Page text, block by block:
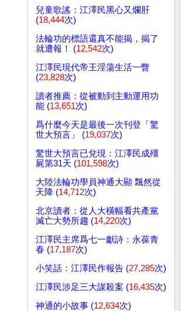
兒童歌謠：江澤民黑心又爛肝
(18,444次)
法輪功的標語還真不能揭，揭了
就遭報！ (12,542次)
江澤民現代帝王淫蕩生活一瞥
(23,828次)
讀者推薦：從被動到主動運用功
能 (13,651次)
爲什麼今天是最後一次刊登「驚
世大預言」 (19,037次)
驚世大預言已兌現：江澤民成殭
屍第31天 (101,598次)
大陸法輪功學員神通大顯 飄然從
天降 (14,712次)
北京讀者：從人大橫幅看共產黨
滅亡大勢所趨 (14,220次)
江澤民主席爲七一獻詩：永葆青
春 (17,187次)
小笑話：江澤民作報告 (27,285次)
江澤民涉足三大謀殺案 (16,435次)
神通的小故事 (12,634次)